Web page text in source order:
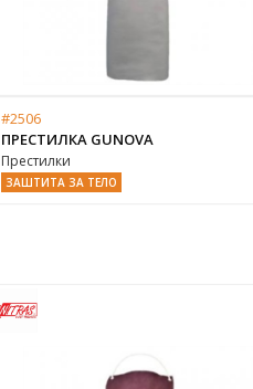
#2506
ПРЕСТИЛКА GUNOVA
Престилки
ЗАШТИТА ЗА ТЕЛО